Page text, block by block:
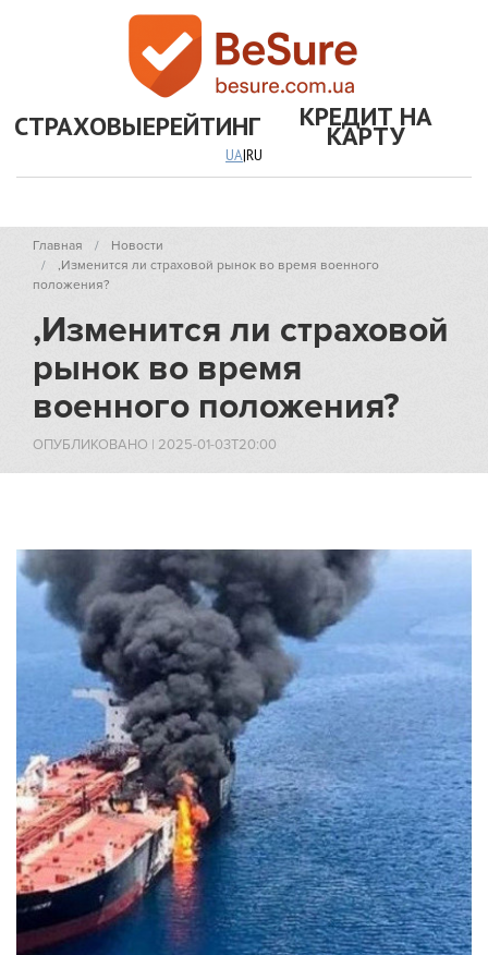
СТРАХОВЫЕРЕЙТИНГ КРЕДИТ НА
КАРТУ
UA|RU
Главная
Новости
‚Изменится ли страховой рынок во время военного
положения?
‚Изменится ли страховой
рынок во время
военного положения?
ОПУБЛИКОВАНО | 2025-01-03T20:00